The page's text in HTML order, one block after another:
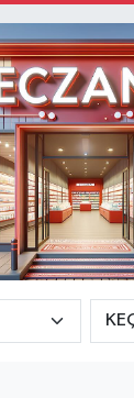
Haberleri